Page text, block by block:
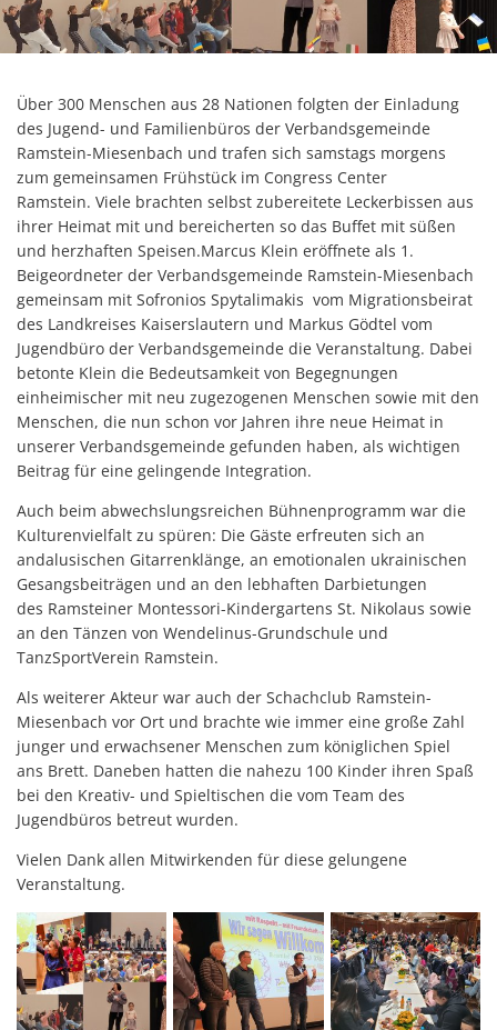
Über 300 Menschen aus 28 Nationen folgten der Einladung
des Jugend- und Familienbüros der Verbandsgemeinde
Ramstein-Miesenbach und trafen sich samstags morgens
zum gemeinsamen Frühstück im Congress Center
Ramstein. Viele brachten selbst zubereitete Leckerbissen aus
ihrer Heimat mit und bereicherten so das Buffet mit süßen
und herzhaften Speisen.Marcus Klein eröffnete als 1.
Beigeordneter der Verbandsgemeinde Ramstein-Miesenbach
gemeinsam mit Sofronios Spytalimakis vom Migrationsbeirat
des Landkreises Kaiserslautern und Markus Gödtel vom
Jugendbüro der Verbandsgemeinde die Veranstaltung. Dabei
betonte Klein die Bedeutsamkeit von Begegnungen
einheimischer mit neu zugezogenen Menschen sowie mit den
Menschen, die nun schon vor Jahren ihre neue Heimat in
unserer Verbandsgemeinde gefunden haben, als wichtigen
Beitrag für eine gelingende Integration.
Auch beim abwechslungsreichen Bühnenprogramm war die
Kulturenvielfalt zu spüren: Die Gäste erfreuten sich an
andalusischen Gitarrenklänge, an emotionalen ukrainischen
Gesangsbeiträgen und an den lebhaften Darbietungen
des Ramsteiner Montessori-Kindergartens St. Nikolaus sowie
an den Tänzen von Wendelinus-Grundschule und
TanzSportVerein Ramstein.
Als weiterer Akteur war auch der Schachclub Ramstein-
Miesenbach vor Ort und brachte wie immer eine große Zahl
junger und erwachsener Menschen zum königlichen Spiel
ans Brett. Daneben hatten die nahezu 100 Kinder ihren Spaß
bei den Kreativ- und Spieltischen die vom Team des
Jugendbüros betreut wurden.
Vielen Dank allen Mitwirkenden für diese gelungene
Veranstaltung.